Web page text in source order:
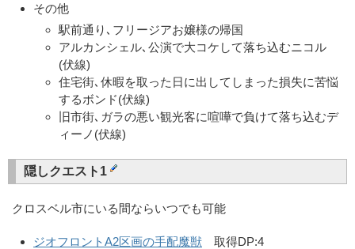
その他
駅前通り､フリージアお嬢様の帰国
アルカンシェル､公演で大コケして落ち込むニコル
(伏線)
住宅街､休暇を取った日に出してしまった損失に苦悩
するボンド(伏線)
旧市街､ガラの悪い観光客に喧嘩で負けて落ち込むデ
ィーノ(伏線)
隠しクエスト1
クロスベル市にいる間ならいつでも可能
ジオフロントA2区画の手配魔獣 取得DP:4